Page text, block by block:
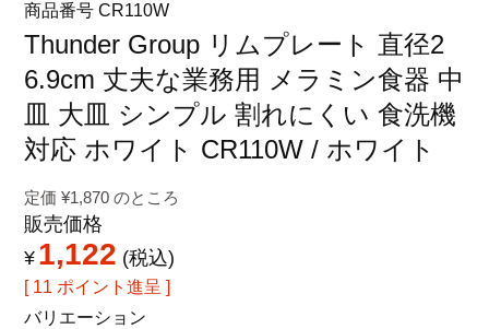
商品番号 CR110W
Thunder Group リムプレート 直径2
6.9cm 丈夫な業務用 メラミン食器 中
皿 大皿 シンプル 割れにくい 食洗機
対応 ホワイト CR110W / ホワイト
定価 ¥1,870 のところ
販売価格
¥ 1,122 税込
11 ポイント進呈 ]
バリエーション